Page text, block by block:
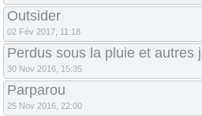
Outsider
02 Fév 2017, 11:18
Perdus sous la pluie et autres
30 Nov 2016, 15:35
Parparou
25 Nov 2016, 22:00